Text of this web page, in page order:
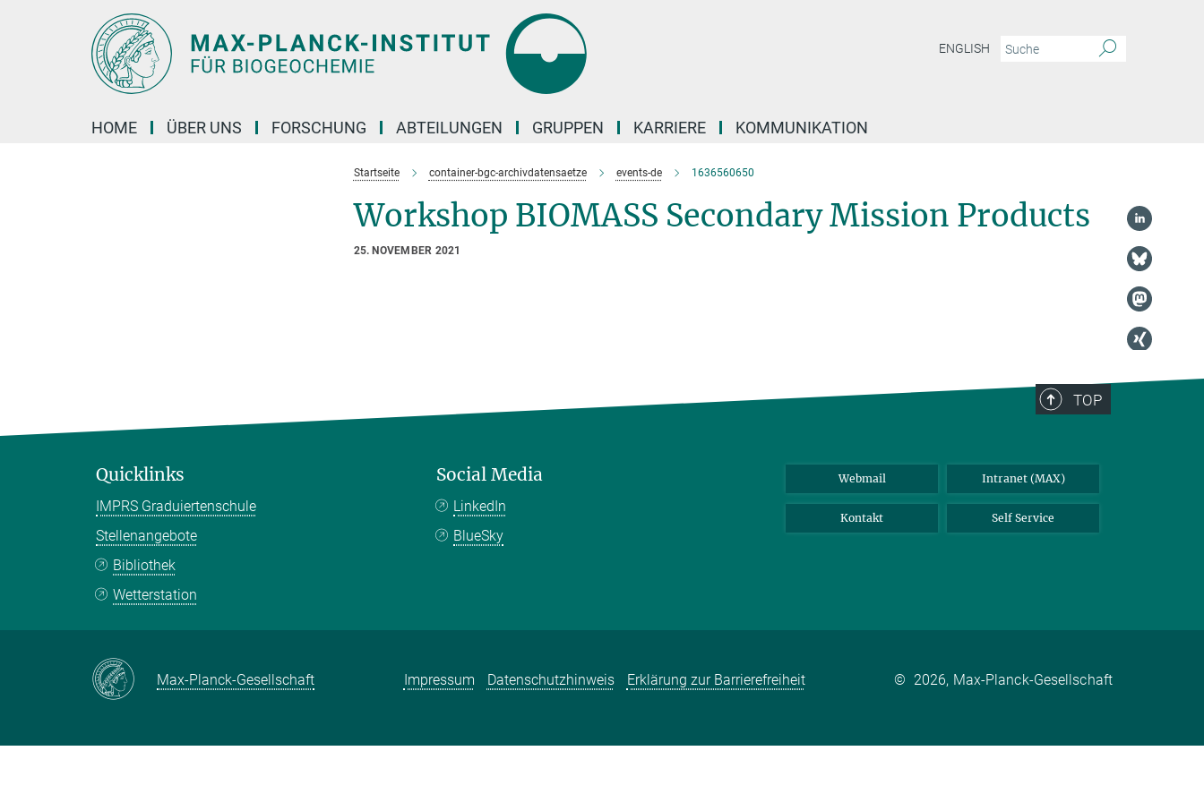
ENGLISH
HOME ÜBER UNS FORSCHUNG ABTEILUNGEN GRUPPEN KARRIERE KOMMUNIKATION
Startseite container-bgc-archivdatensaetze events-de 1636560650
Workshop BIOMASS Secondary Mission Products
25. NOVEMBER 2021
TOP
Quicklinks
IMPRS Graduiertenschule
Stellenangebote
Bibliothek
Wetterstation
Social Media
LinkedIn
BlueSky
Webmail Intranet (MAX)
Kontakt Self Service
Max-Planck-Gesellschaft Impressum Datenschutzhinweis Erklärung zur Barrierefreiheit © 2026, Max-Planck-Gesellschaft